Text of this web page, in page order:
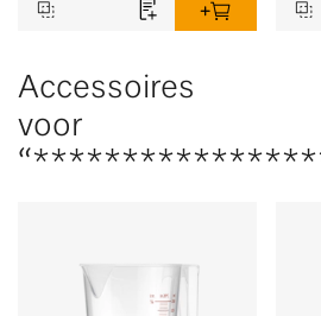
Accessoires
voor